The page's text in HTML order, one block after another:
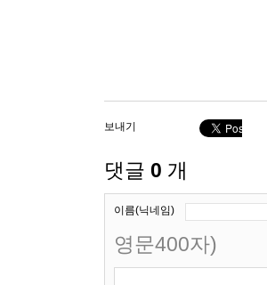
보내기
댓글 0 개
이름(닉네임)
영문400자)